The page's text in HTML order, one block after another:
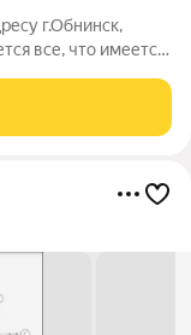
г.Обнинск,
все, что имеется
шкафа Дом